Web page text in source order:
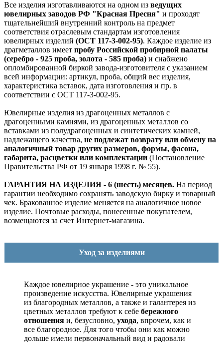
Все изделия изготавливаются на одном из ведущих
ювелирных заводов РФ "Красная Пресня" и проходят
тщательнейший внутренний контроль на предмет
соответствия отраслевым стандартам изготовления
ювелирных изделий (ОСТ 117-3-002-95). Каждое изделие из
драгметаллов имеет пробу Российской пробирной палаты
(серебро - 925 проба, золота - 585 проба) и снабжено
опломбированной биркой завода-изготовителя с указанием
всей информации: артикул, проба, общий вес изделия,
характеристика вставок, дата изготовления и пр. в
соответствии с ОСТ 117-3-002-95.
Ювелирные изделия из драгоценных металлов с
драгоценными камнями, из драгоценных металлов со
вставками из полудрагоценных и синтетических камней,
надлежащего качества, не подлежат возврату или обмену на
аналогичный товар других размеров, формы, фасона,
габарита, расцветки или комплектации (Постановление
Правительства РФ от 19 января 1998 г. № 55).
ГАРАНТИЯ НА ИЗДЕЛИЯ - 6 (шесть) месяцев. На период
гарантии необходимо сохранять заводскую бирку и товарный
чек. Бракованное изделие меняется на аналогичное новое
изделие. Почтовые расходы, понесенные покупателем,
возмещаются за счет Интернет-магазина.
Уход за изделиями
Каждое ювелирное украшение - это уникальное
произведение искусства. Ювелирные украшения
из благородных металлов, а также и галантерея из
цветных металлов требуют к себе бережного
отношения и, безусловно, ухода, впрочем, как и
все благородное. Для того чтобы они как можно
дольше имели первоначальный вид и радовали